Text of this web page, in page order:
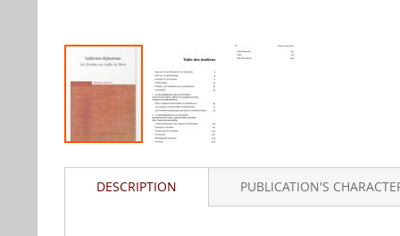
to
DESCRIPTION PUBLICATION'S